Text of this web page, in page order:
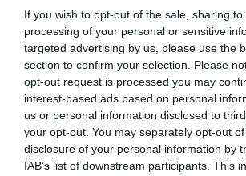
If you wish to opt-out of the sale, sharing
processing of your personal or sensitive
targeted advertising by us, please use the
section to confirm your selection. Please
opt-out request is processed you may
interest-based ads based on personal
us or personal information disclosed to
your opt-out. You may separately opt-out
disclosure of your personal information by
IAB’s list of downstream participants. This
Ez is érdekelhet!
Tolvajok vadásztak II.
vérére, többször is
A Titanicnál mások voltak a